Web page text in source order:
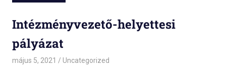
Intézményvezető-helyettesi
pályázat
május 5, 2021 admin
Uncategorized